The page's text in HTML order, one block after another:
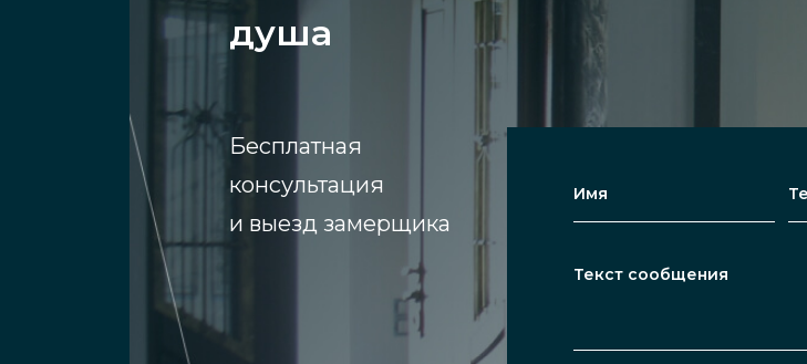
душа
Бесплатная
консультация
и выезд замерщика